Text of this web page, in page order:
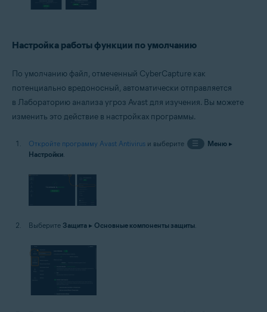
Настройка работы функции по умолчанию
По умолчанию файл, отмеченный CyberCapture как
потенциально вредоносный, автоматически отправляется
в Лабораторию анализа угроз Avast для изучения. Вы можете
изменить это действие в настройках программы.
Откройте программу Avast Antivirus и выберите ☰ Меню▸
Настройки
Выберите Защита ▸ Основные компоненты защиты